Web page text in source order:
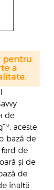
de
aceste
bază de
de
și de
de
înaltă
pentru
a